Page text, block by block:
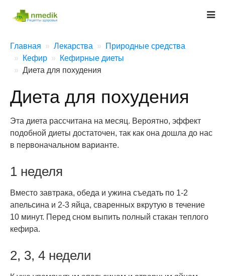
Главная Лекарства
Природные средства
Кефир
Кефирные диеты
Диета для похудения
Диета для похудения
Эта диета рассчитана на месяц. Вероятно, эффект
подобной диеты достаточен, так как она дошла до нас
в первоначальном варианте.
1 неделя
Вместо завтрака, обеда и ужина съедать по 1-2
апельсина и 2-3 яйца, сваренных вкрутую в течение
10 минут. Перед сном выпить полный стакан теплого
кефира.
2, 3, 4 недели